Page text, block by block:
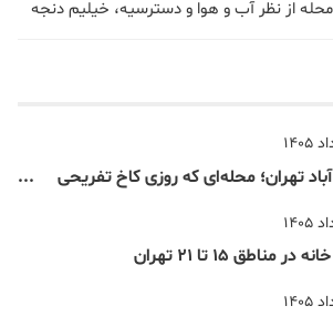
از نظر آب و هوا و دسترسیه، خیلیم دنجه
تهران؛ محله‌ای که روزی کاخ تفریحی
در مناطق 15 تا 21 تهران